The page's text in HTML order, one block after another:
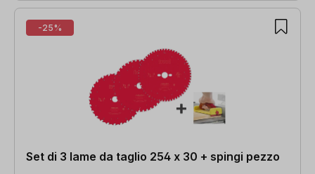
-25%
Set di 3 lame da taglio 254 x 30 + spingi pezzo